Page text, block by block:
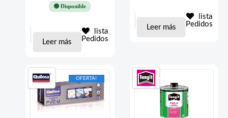
🟢 Disponible
Leer más
lista
Pedidos
Leer más
lista
Pedidos
OFERTA!